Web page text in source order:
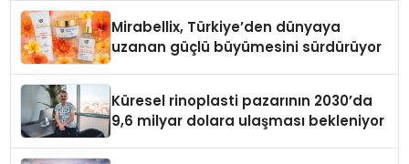
Mirabellix, Türkiye’den dünyaya
uzanan güçlü büyümesini sürdürüyor
Küresel rinoplasti pazarının 2030’da
9,6 milyar dolara ulaşması bekleniyor